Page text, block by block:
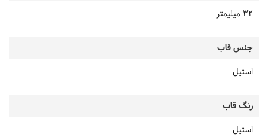
32 میلیمتر
جنس قاب
استیل
رنگ قاب
استیل